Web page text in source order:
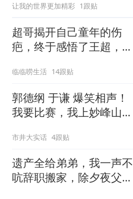
让我的世界更加精彩 1跟贴
超哥揭开自己童年的伤
疤，终于感悟了王超，他
临临唠生活 14跟贴
郭德纲 于谦 爆笑相声！
我要比赛，我上妙峰山干
祖庙
市井大实话 4跟贴
遗产全给弟弟，我一声不
吭辞职搬家，除夕夜父亲